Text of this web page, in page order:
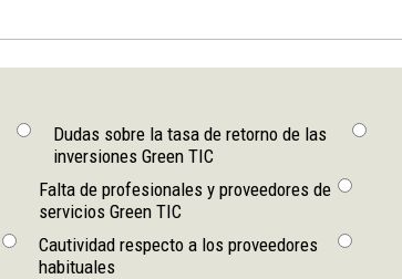
Dudas sobre la tasa de retorno de las
inversiones Green TIC
Falta de profesionales y proveedores de
servicios Green TIC
Cautividad respecto a los proveedores
habituales